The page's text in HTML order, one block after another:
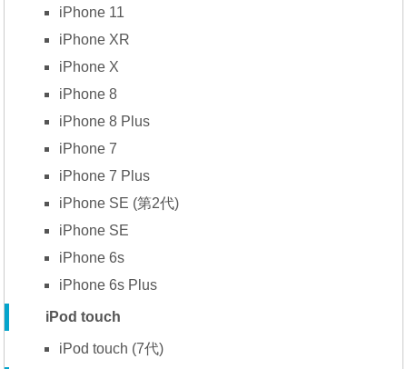
iPhone 11
iPhone XR
iPhone X
iPhone 8
iPhone 8 Plus
iPhone 7
iPhone 7 Plus
iPhone SE (第2代)
iPhone SE
iPhone 6s
iPhone 6s Plus
iPod touch
iPod touch (7代)